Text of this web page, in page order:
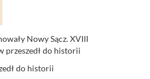
Nowy Sącz. XVIII
przeszedł do historii
do historii